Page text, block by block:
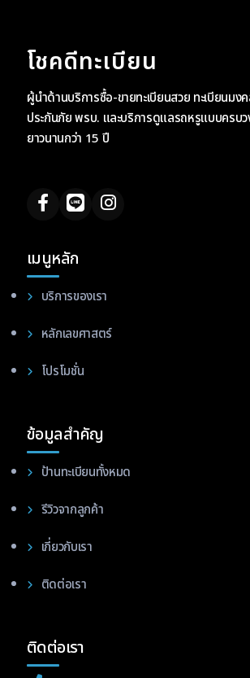
โชคดีทะเบียน
ผู้นำด้านบริการซื้อ-ขายทะเบียนสวย ทะเบียนมง
ประกันภัย พรบ. และบริการดูแลรถหรูแบบครบ
ยาวนานกว่า 15 ปี
เมนูหลัก
บริการของเรา
หลักเลขศาสตร์
โปรโมชั่น
ข้อมูลสำคัญ
ป้านทะเบียนทั้งหมด
รีวิวจากลูกค้า
เกี่ยวกับเรา
ติดต่อเรา
ติดต่อเรา